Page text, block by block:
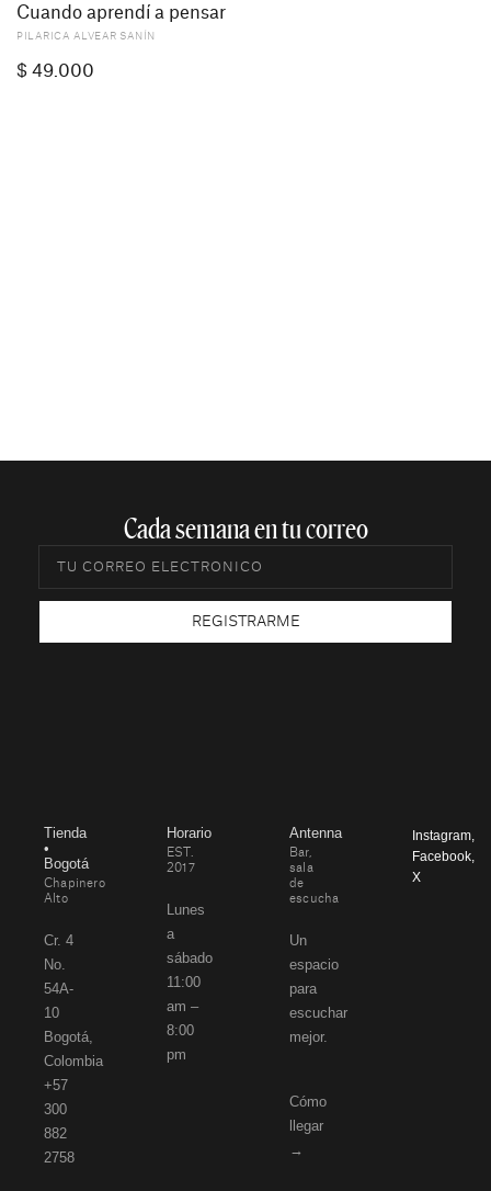
Cuando aprendí a pensar
PILARICA ALVEAR SANÍN
$ 49.000
Cada semana en tu correo​
REGISTRARME
Tienda
•
Bogotá
Chapinero
Alto
Cr. 4
No.
54A-
10
Bogotá,
Colombia
+57
300
882
2758
Horario
EST.
2017
Lunes
a
sábado
11:00
am –
8:00
pm
Antenna
Bar,
sala
de
escucha
Un
espacio
para
escuchar
mejor.
Cómo
llegar
→
Instagram,
Facebook,
X